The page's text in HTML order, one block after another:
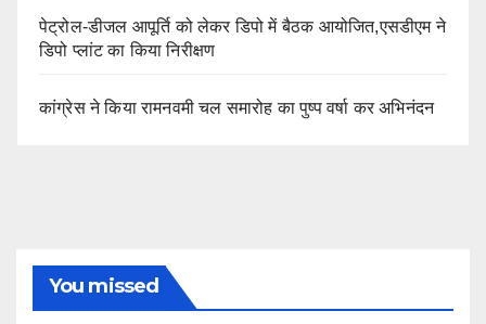
पेट्रोल-डीजल आपूर्ति को लेकर डिपो में बैठक आयोजित,एसडीएम ने
डिपो प्लांट का किया निरीक्षण
कांग्रेस ने किया रामनवमी चल समारोह का पुष्प वर्षा कर अभिनंदन
You missed